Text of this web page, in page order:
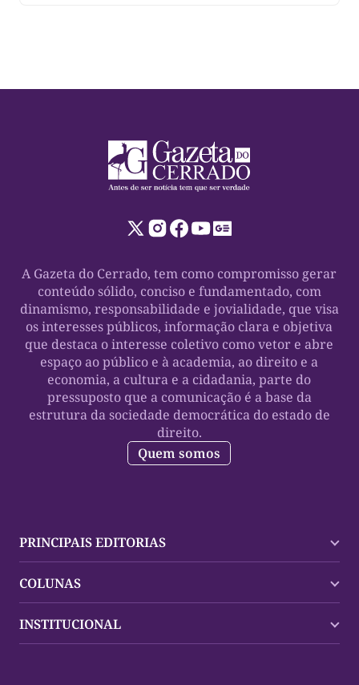
A Gazeta do Cerrado, tem como compromisso gerar
conteúdo sólido, conciso e fundamentado, com
dinamismo, responsabilidade e jovialidade, que visa
os interesses públicos, informação clara e objetiva
que destaca o interesse coletivo como vetor e abre
espaço ao público e à academia, ao direito e a
economia, a cultura e a cidadania, parte do
pressuposto que a comunicação é a base da
estrutura da sociedade democrática do estado de
direito.
Quem somos
PRINCIPAIS EDITORIAS
Palmas
Mundo
COLUNAS
Policial
INSTITUCIONAL